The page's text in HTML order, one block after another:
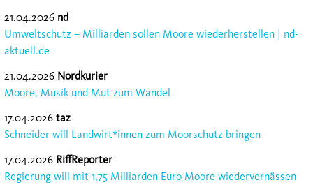
21.04.2026 nd
Umweltschutz – Milliarden sollen Moore wiederherstellen | nd-
aktuell.de
21.04.2026 Nordkurier
Moore, Musik und Mut zum Wandel
17.04.2026 taz
Schneider will Landwirt*innen zum Moorschutz bringen
17.04.2026 RiffReporter
Regierung will mit 1,75 Milliarden Euro Moore wiedervernässen